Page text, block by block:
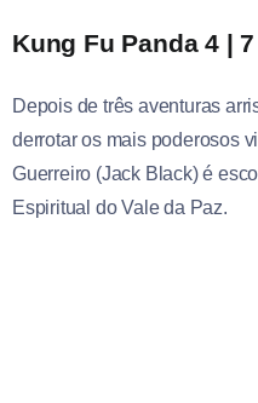
Kung Fu Panda 4 |
Depois de três aventuras
derrotar os mais poderosos
Guerreiro (Jack Black) é
Espiritual do Vale da Paz.